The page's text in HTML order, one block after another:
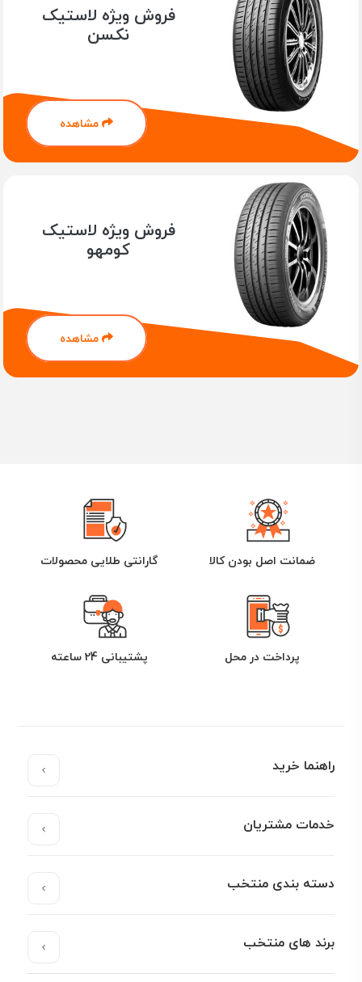
فروش ویژه لاستیک
نکسن
مشاهده
فروش ویژه لاستیک
کومهو
مشاهده
ضمانت اصل بودن کالا گارانتی طلایی محصولات
پرداخت در محل پشتیبانی 24 ساعته
راهنما خرید
خدمات مشتریان
دسته بندی منتخب
برند های منتخب